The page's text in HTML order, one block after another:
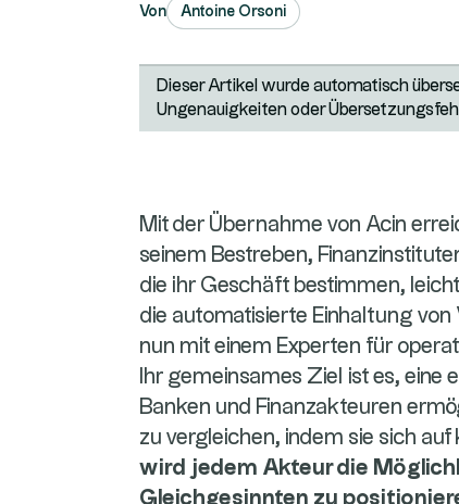
Von Antoine Orsoni
Dieser Artikel wurde automatisch
Ungenauigkeiten oder
Mit der Übernahme von Acin
seinem Bestreben,
die ihr Geschäft bestimmen,
die automatisierte Einhaltung
nun mit einem Experten für
Ihr gemeinsames Ziel ist es, eine
Banken und Finanzakteuren
zu vergleichen, indem sie sich
wird jedem Akteur die
Gleichgesinnten zu